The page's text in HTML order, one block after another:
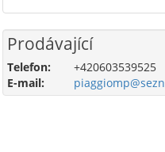
Prodávající
Telefon:
+420603539525
E-mail: